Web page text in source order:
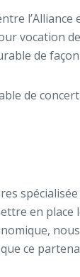
vocation
de
de
en
ce